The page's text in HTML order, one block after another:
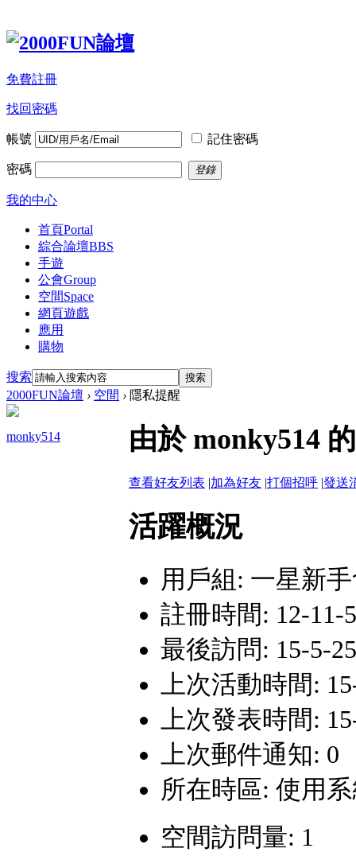
免費註冊
找回密碼
帳號 記住密碼
密碼 登錄
我的中心
首頁Portal
綜合論壇BBS
手遊
公會Group
空間Space
網頁遊戲
應用
購物
搜索 搜索
2000FUN論壇 › 空間 › 隱私提醒
monky514 由於 monky514
查看好友列表 |加為好友 |打個招呼 |發送
活躍概況
用戶組: 一星新
註冊時間: 12-11-
最後訪問: 15-5-
上次活動時間:
上次發表時間:
上次郵件通知: 0
所在時區: 使用
空間訪問量: 1